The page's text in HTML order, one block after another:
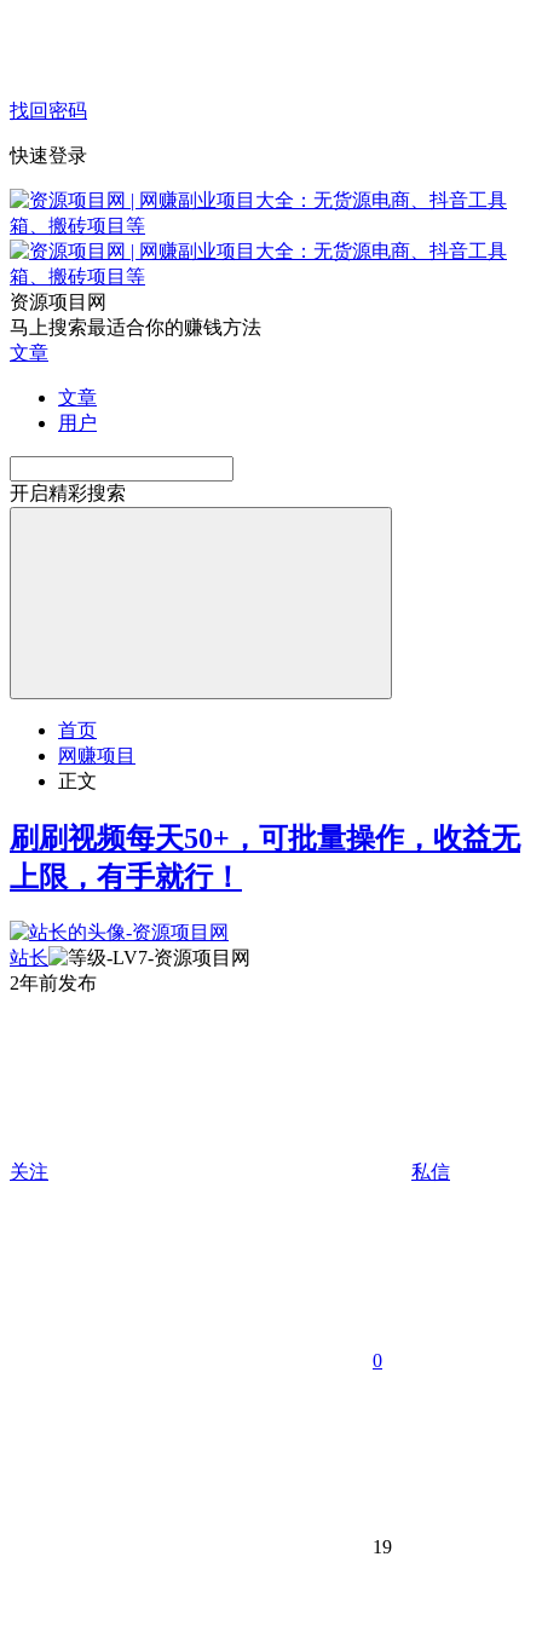
找回密码
快速登录
资源项目网
马上搜索最适合你的赚钱方法
文章
文章
用户
开启精彩搜索
首页
网赚项目
正文
刷刷视频每天50+，可批量操作，收益无
上限，有手就行！
站长
2年前发布
关注 私信
0
19